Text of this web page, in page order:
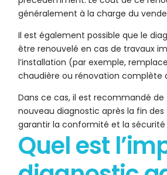
généralement à la charge du
Il est également possible que le
être renouvelé en cas de travaux
l’installation (par exemple,
chaudière ou rénovation complète
Dans ce cas, il est recommandé de
nouveau diagnostic après la fin
garantir la conformité et la sécurité
Quel est